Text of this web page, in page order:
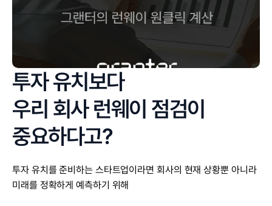
투자 유치보다
우리 회사 런웨이 점검이
중요하다고?
투자 유치를 준비하는 스타트업이라면 회사의 현재 상황뿐 아니라
미래를 정확하게 예측하기 위해